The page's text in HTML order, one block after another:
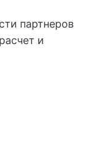
партнеров
и